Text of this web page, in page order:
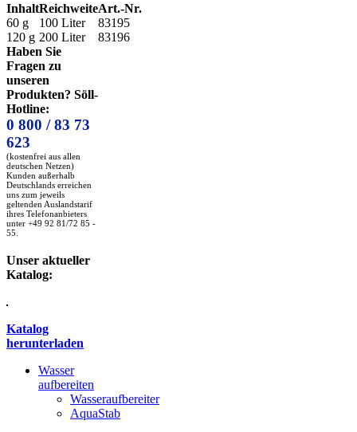
InhaltReichweiteArt.-Nr.
60 g
100 Liter
83195
120 g 200 Liter
83196
Haben Sie
Fragen zu
unseren
Produkten? Söll-
Hotline:
0 800 / 83 73
623
(kostenfrei aus allen
deutschen Netzen)
Kunden außerhalb
Deutschlands erreichen
uns zum jeweils
geltenden Auslandstarif
ihres Telefonanbieters
unter +49 92 81/72 85 -
55.
Unser aktueller
Katalog:
Katalog
herunterladen
Wasser
aufbereiten
Wasseraufbereiter
AquaStab